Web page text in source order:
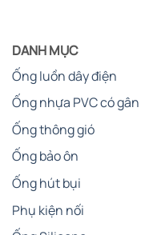
DANH MỤC
Ống luồn dây điện
Ống nhựa PVC có gân
Ống thông gió
Ống bảo ôn
Ống hút bụi
Phụ kiện nối